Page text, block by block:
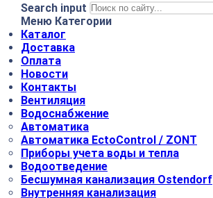
Search input
Меню Категории
Каталог
Доставка
Оплата
Новости
Контакты
Вентиляция
Водоснабжение
Автоматика
Автоматика EctoControl / ZONT
Приборы учета воды и тепла
Водоотведение
Бесшумная канализация Ostendorf
Внутренняя канализация